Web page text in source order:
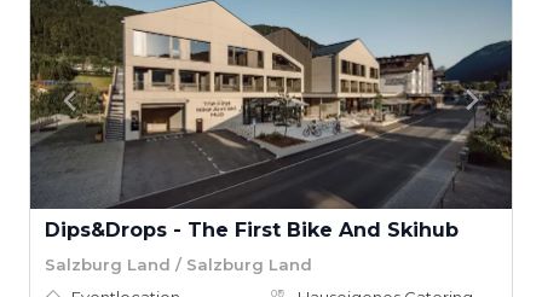
Dips&Drops - The First Bike And Skihub
Salzburg Land / Salzburg Land